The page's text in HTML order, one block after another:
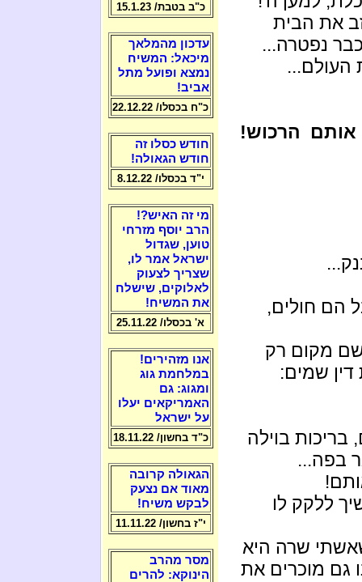
את הבית
אותם הרכוש!
הם חולים,
מקום רק
שמים:
בריכות בוילה
בפה...
ללקק לו
שרה היא
גם מוכרים את
כ"ב בטבת/ 15.1.23
עדכון מהמלאך
מיכאל: המשיח
נמצא ופועל מתל
אביב!
כ"ח בכסלו/ 22.12.22
חודש כסלו זה
חודש הגאולה!
י"ד בכסלו/ 8.12.22
מי זה האיש?!
הרב יוסף מזרחי
טוען, שגדול
ישראל אמר לו,
שצריך לצעוק
לאלוקים, שישלח
את המשיח!
א' בכסלו/ 25.11.22
אנו מזהירים!
במלחמת גוג
ומגוג: גם
האמריקאים יעלו
על ישראל
כ"ד בחשון/ 18.11.22
הגאולה קרובה
מאוד אם נצעק
לבקש משיח!
י"ז בחשון/ 11.11.22
מסר מהרב
הינוקא: להרים